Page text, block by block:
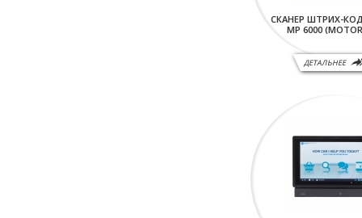
СКАНЕР ШТРИХ-
МР 6000
ДЕТАЛЬНЕЕ